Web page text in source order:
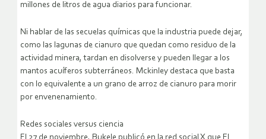
millones de litros de agua diarios para funcionar.
Ni hablar de las secuelas químicas que la industria puede dejar,
como las lagunas de cianuro que quedan como residuo de la
actividad minera, tardan en disolverse y pueden llegar a los
mantos acuíferos subterráneos. Mckinley destaca que basta
con lo equivalente a un grano de arroz de cianuro para morir
por envenenamiento.
Redes sociales versus ciencia